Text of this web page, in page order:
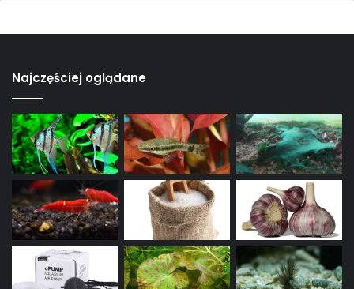
Najczęściej oglądane